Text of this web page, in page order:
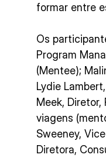
formar entre
Os
Program
(Mentee);
Lydie
Meek,
viagens
Sweeney,
Diretora,